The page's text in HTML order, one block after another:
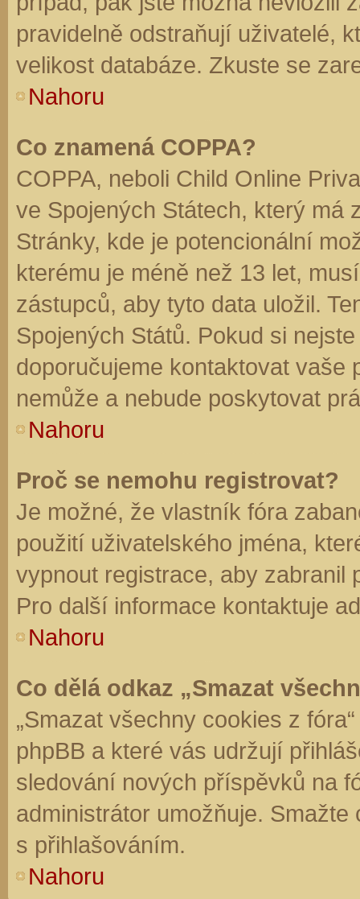
pravidelně odstraňují uživatelé,
velikost databáze. Zkuste se
Nahoru
Co znamená COPPA?
COPPA, neboli Child Online
ve Spojených Státech, který má
Stránky, kde je potencionální
kterému je méně než 13 let,
zástupců, aby tyto data uložil.
Spojených Států. Pokud si
doporučujeme kontaktovat vaše
nemůže a nebude poskytovat
Nahoru
Proč se nemohu registrovat?
Je možné, že vlastník fóra
použití uživatelského jména,
vypnout registrace, aby zabranil
Pro další informace kontaktuje
Nahoru
Co dělá odkaz „Smazat
„Smazat všechny cookies z
phpBB a které vás udržují
sledování nových příspěvků na
administrátor umožňuje.
s přihlašováním.
Nahoru